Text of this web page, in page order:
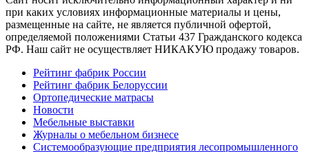
при каких условиях информационные материалы и цены,
размещенные на сайте, не является публичной офертой,
определяемой положениями Статьи 437 Гражданского кодекса
РФ. Наш сайт не осуществляет НИКАКУЮ продажу товаров.
Рейтинг фабрик России
Рейтинг фабрик Белоруссии
Ортопедические матрасы
Новости
Мебельные выставки
Журналы о мебельном бизнесе
Системообразующие предприятия лесопромышленного